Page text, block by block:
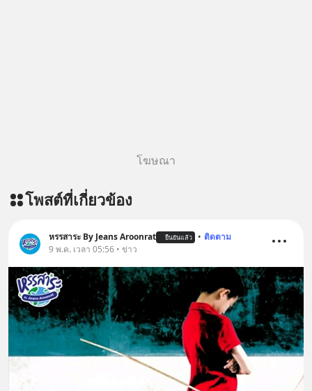
โฆษณา
โพสต์ที่เกี่ยวข้อง
หรรสาระ By Jeans Aroonrat ยืนยันแล้ว • ติดตาม
9 พ.ค. เวลา 05:56 • ข่าว